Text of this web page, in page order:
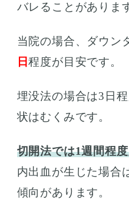
バレることがありま
当院の場合、ダウン
日程度が目安です。
埋没法の場合は3日
状はむくみです。
切開法では1週間程
内出血が生じた場合
傾向があります。